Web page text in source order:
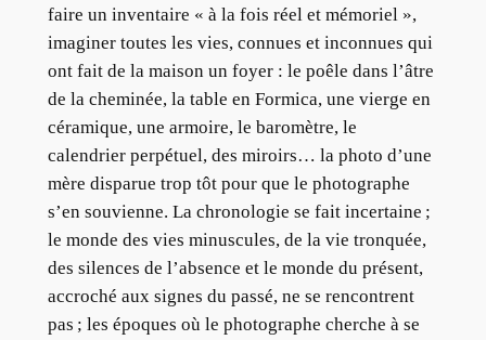
faire un inventaire « à la fois réel et mémoriel »,
imaginer toutes les vies, connues et inconnues qui
ont fait de la maison un foyer : le poêle dans l’âtre
de la cheminée, la table en Formica, une vierge en
céramique, une armoire, le baromètre, le
calendrier perpétuel, des miroirs… la photo d’une
mère disparue trop tôt pour que le photographe
s’en souvienne. La chronologie se fait incertaine ;
le monde des vies minuscules, de la vie tronquée,
des silences de l’absence et le monde du présent,
accroché aux signes du passé, ne se rencontrent
pas ; les époques où le photographe cherche à se